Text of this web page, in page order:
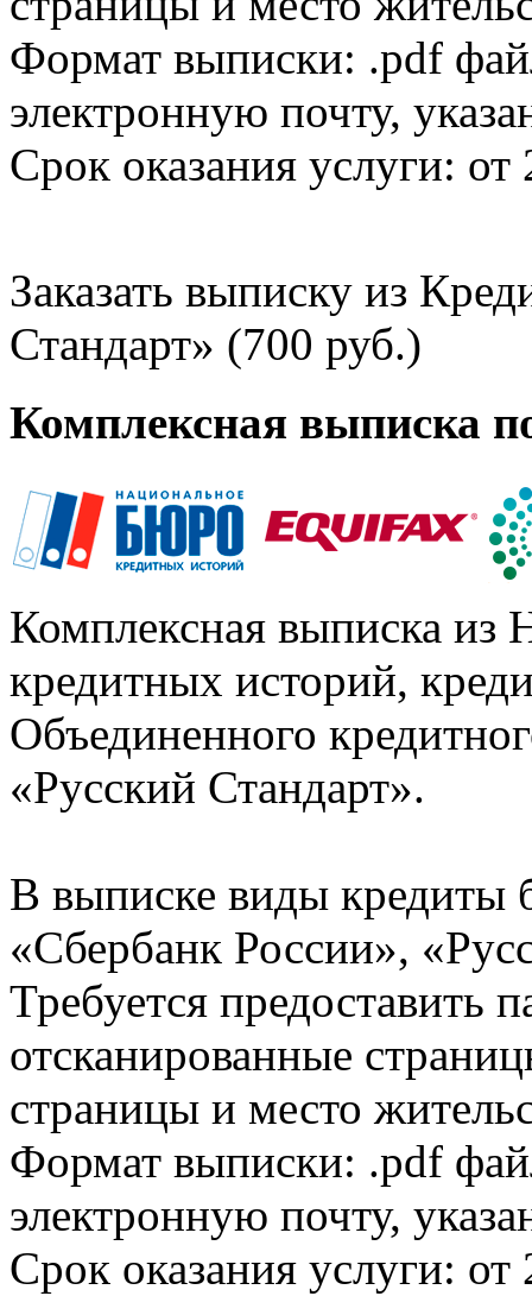
Формат выписки: .pdf
электронную почту,
Срок оказания услуги: от
Заказать выписку из
Стандарт» (700 руб.)
Комплексная выписка
Комплексная выписка из
кредитных историй,
Объединенного
«Русский Стандарт».
В выписке виды кредиты
«Сбербанк России»,
Требуется предоставить
отсканированные
страницы и место
Формат выписки: .pdf
электронную почту,
Срок оказания услуги: от